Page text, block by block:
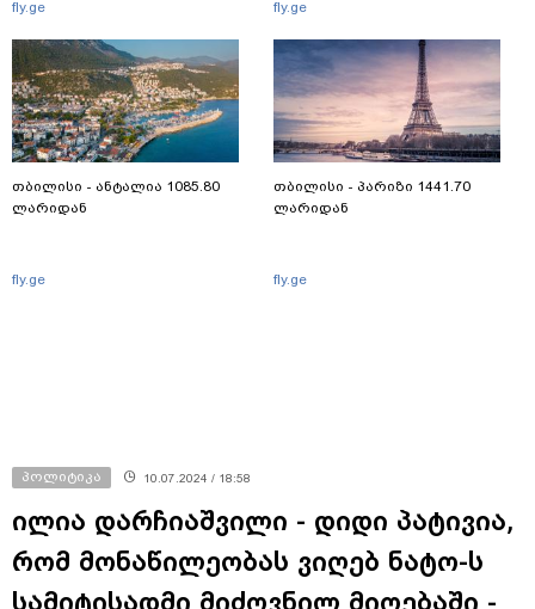
fly.ge
თბილისი - ანტალია 1085.80
ლარიდან
fly.ge
fly.ge
თბილისი - პარიზი 1441.70
ლარიდან
fly.ge
პოლიტიკა 10.07.2024 / 18:58
ილია დარჩიაშვილი - დიდი პატივია,
რომ მონაწილეობას ვიღებ ნატო-ს
სამიტისადმი მიძღვნილ მიღებაში -